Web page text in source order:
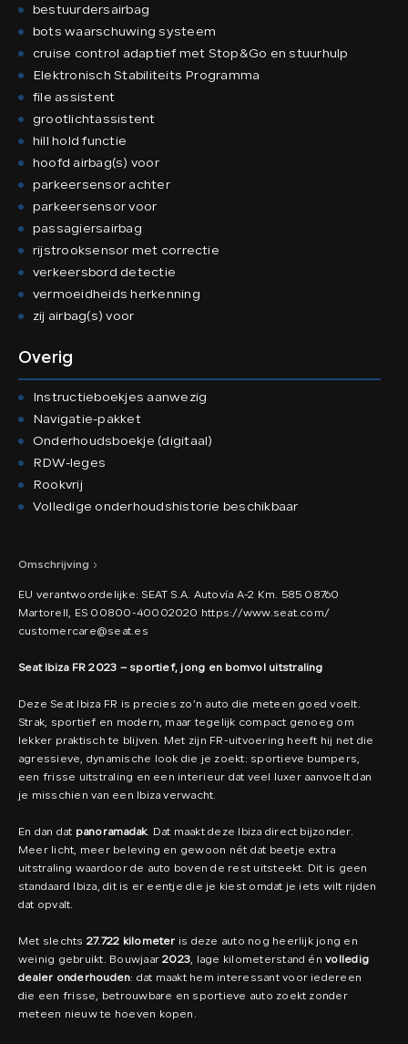
bestuurdersairbag
bots waarschuwing systeem
cruise control adaptief met Stop&Go en stuurhulp
Elektronisch Stabiliteits Programma
file assistent
grootlichtassistent
hill hold functie
hoofd airbag(s) voor
parkeersensor achter
parkeersensor voor
passagiersairbag
rijstrooksensor met correctie
verkeersbord detectie
vermoeidheids herkenning
zij airbag(s) voor
Overig
Instructieboekjes aanwezig
Navigatie-pakket
Onderhoudsboekje (digitaal)
RDW-leges
Rookvrij
Volledige onderhoudshistorie beschikbaar
Omschrijving
EU verantwoordelijke: SEAT S.A. Autovía A-2 Km. 585 08760
Martorell, ES 00800-40002020 https://www.seat.com/
customercare@seat.es
Seat Ibiza FR 2023 – sportief, jong en bomvol uitstraling
Deze Seat Ibiza FR is precies zo’n auto die meteen goed voelt.
Strak, sportief en modern, maar tegelijk compact genoeg om
lekker praktisch te blijven. Met zijn FR-uitvoering heeft hij net die
agressieve, dynamische look die je zoekt: sportieve bumpers,
een frisse uitstraling en een interieur dat veel luxer aanvoelt dan
je misschien van een Ibiza verwacht.
En dan dat panoramadak. Dat maakt deze Ibiza direct bijzonder.
Meer licht, meer beleving en gewoon nét dat beetje extra
uitstraling waardoor de auto boven de rest uitsteekt. Dit is geen
standaard Ibiza, dit is er eentje die je kiest omdat je iets wilt rijden
dat opvalt.
Met slechts 27.722 kilometer is deze auto nog heerlijk jong en
weinig gebruikt. Bouwjaar2023, lage kilometerstand énvolledig
dealer onderhouden: dat maakt hem interessant voor iedereen
die een frisse, betrouwbare en sportieve auto zoekt zonder
meteen nieuw te hoeven kopen.